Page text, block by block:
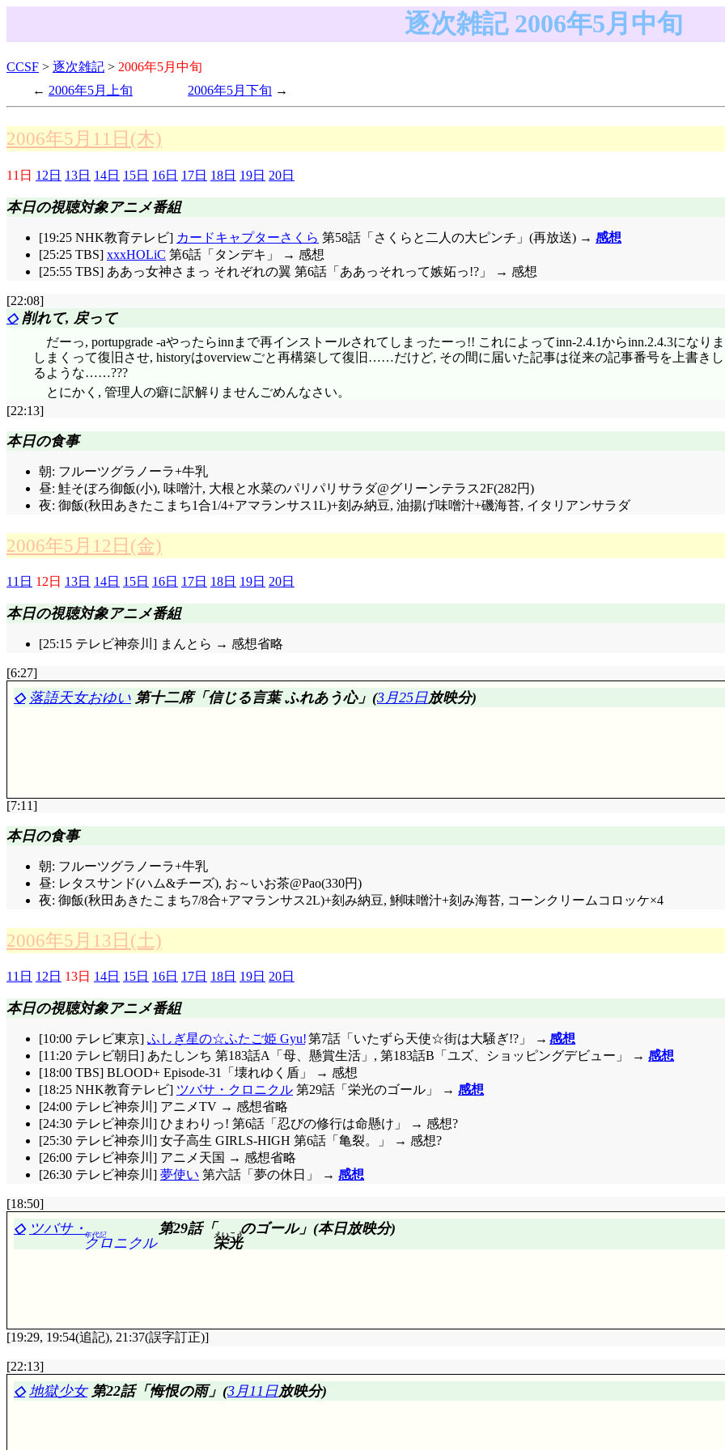
逐次雑記 2006年5月中旬
CCSF > 逐次雑記 > 2006年5月中旬
2006年5月上旬
2006年5月下旬
2006年5月11日(木)
11日 12日 13日 14日 15日 16日 17日 18日 19日 20日
本日の視聴対象アニメ番組
[19:25 NHK教育テレビ] カードキャプターさくら 第58話「さくらと二人の大ピンチ」(再放送) → 感想
[25:25 TBS] xxxHOLiC 第6話「タンデキ」 → 感想
[25:55 TBS] ああっ女神さまっ それぞれの翼 第6話「ああっそれって嫉妬っ!?」 → 感想
[22:08]
◇削れて, 戻って
だーっ, portupgrade -aやったらinnまで再インストールされてしまったーっ!! これによってinn-2.4.1からinn.2.4.3になり
しまくって復旧させ, historyはoverviewごと再構築して復旧……だけど, その間に届いた記事は従来の記事番号を上書
るような……???
とにかく, 管理人の癖に訳解りませんごめんなさい。
[22:13]
本日の食事
朝: フルーツグラノーラ+牛乳
昼: 鮭そぼろ御飯(小), 味噌汁, 大根と水菜のパリパリサラダ@グリーンテラス2F(282円)
夜: 御飯(秋田あきたこまち1合1/4+アマランサス1L)+刻み納豆, 油揚げ味噌汁+磯海苔, イタリアンサラダ
2006年5月12日(金)
11日 12日 13日 14日 15日 16日 17日 18日 19日 20日
本日の視聴対象アニメ番組
[25:15 テレビ神奈川] まんとら → 感想省略
[6:27]
◇ 落語天女おゆい 第十二席「信じる言葉 ふれあう心」(3月25日放映分)
評価……☆☆☆☆(前回比: ±0)
入る前でしょ? 最悪でも鈴経由で伝達できる筈), 妙も結構やる奴ですわね。涼に脅され天女達を案内してしまった妖
唯は。
前回を観る限り, 左京も言霊の力を無視している訳ではないと思うんですけどね。宝珠の力に魅せられた時点で, 無
の心が憎しみから解き放たれれば逆に左京の方が蝕まれる訳ですね。
かくして妖魔軍は総崩れとなり, 計都落城……どころか城崩壊。蝋燭巻き込まれまくるんですが, 20万本全部交換済
そして春, 花見に興じる長屋の面々……ズバリ「
ら, というのを加えて上手く結び付けたのは, 流石原作落語家。
宴席の脇にそんなもん鎮座してたんかい!(^^;;; 名付けて「源内と晶・愛の結晶号!」恥ずかしー(^^;;; 源内自身も時を
にはいかないけど, どーすんだろ。後年の晶が頑張るしかないかなあ。
「雅ちゃんには徳兵衛さんが居るじゃない」対左京の言霊「私は友と語り合いたい」もそうでしたけど, 雅もある
この半年の成長なのは言うに及ばず。
で, 現代に戻って来た一同。唯, あまり増長していると, 歌丸師匠に扇子取り上げられるよ。おめだるい雅は笑いまし
は違いますが)というのは面白いですね, 単に『突然仲良くなった』というだけじゃないような気がして。歴史研究に
して変わっていないんですが, 生徒会長に立候補し当選しダークに染まる(違)という妙は激しく変わってます。天女を
うになった雅というのも成長でしょうけど(^^;;; 涼は……時代劇オタクを隠さなくなったって程度? 元から解りそうな
圓朝からは認められても, 歌丸師匠からは認めてもらえてないし。あ, EDの人は無視。
総合評価……☆☆☆☆(迷ったけど「4」。最近ようやく解ったんですが, 本作は「落語家の卵を主人公にしたアニメ」でも「
ですよね。アニメ演出されてるけど, 話そのものは落語なの。……少なくとも, それを目指してたの(^^;;; その試みが成功し
ど, 今までに無かった視点に切り込んで大失敗しなかったという点は評価してしかるべきかと……「
[7:11]
本日の食事
朝: フルーツグラノーラ+牛乳
昼: レタスサンド(ハム&チーズ), お～いお茶@Pao(330円)
夜: 御飯(秋田あきたこまち7/8合+アマランサス2L)+刻み納豆, 鯏味噌汁+刻み海苔, コーンクリームコロッケ×4
2006年5月13日(土)
11日 12日 13日 14日 15日 16日 17日 18日 19日 20日
本日の視聴対象アニメ番組
[10:00 テレビ東京] ふしぎ星の☆ふたご姫 Gyu!第7話「いたずら天使☆街は大騒ぎ!?」 → 感想
[11:20 テレビ朝日] あたしンち 第183話A「母、懸賞生活」, 第183話B「ユズ、ショッピングデビュー」 → 感想
[18:00 TBS] BLOOD+ Episode-31「壊れゆく盾」 → 感想
[18:25 NHK教育テレビ] ツバサ・クロニクル 第29話「栄光のゴール」 → 感想
[24:00 テレビ神奈川] アニメTV → 感想省略
[24:30 テレビ神奈川] ひまわりっ! 第6話「忍びの修行は命懸け」 → 感想?
[25:30 テレビ神奈川] 女子高生 GIRLS-HIGH 第6話「亀裂。」 → 感想?
[26:00 テレビ神奈川] アニメ天国 → 感想省略
[26:30 テレビ神奈川] 夢使い 第六話「夢の休日」 → 感想
[18:50]
◇ ツバサ・
クロニクル
年代記
第29話「
栄光
えいこうのゴール」(本日放映分)
評価……☆☆☆☆☆(前回比: +1)
小狼リタイア, 黒鋼リタイア, その度にいちいち止まるなよ, と言いたいけど, サクラちゃんだもんなあ。
[19:29, 19:54(追記), 21:37(誤字訂正)]
[22:13]
◇ 地獄少女第22話「悔恨の雨」(3月11日放映分)